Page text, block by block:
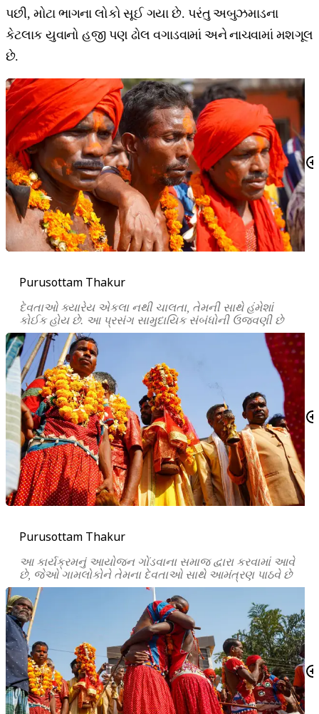
પછી, મોટા ભાગના લોકો સૂઈ ગયા છે. પરંતુ અબુઝમાડના
કેટલાક યુવાનો હજી પણ ઢોલ વગાડવામાં અને નાચવામાં મશગૂલ
છે.
Purusottam Thakur
દેવતાઓ ક્યારેય એકલા નથી ચાલતા, તેમની સાથે હંમેશાં
કોઈક હોય છે. આ પ્રસંગ સામુદાયિક સંબંધોની ઉજવણી છે
Purusottam Thakur
આ કાર્યક્રમનું આયોજન ગોંડવાના સમાજ દ્વારા કરવામાં આવે
છે, જેઓ ગામલોકોને તેમના દેવતાઓ સાથે આમંત્રણ પાઠવે છે